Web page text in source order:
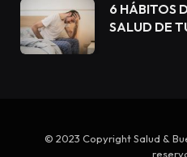
6 HÁBITOS
SALUD DE
© 2023 Copyright Salud &